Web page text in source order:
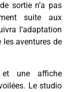
sortie n’a pas
suite aux
l’adaptation
aventures de
et une affiche
Le studio